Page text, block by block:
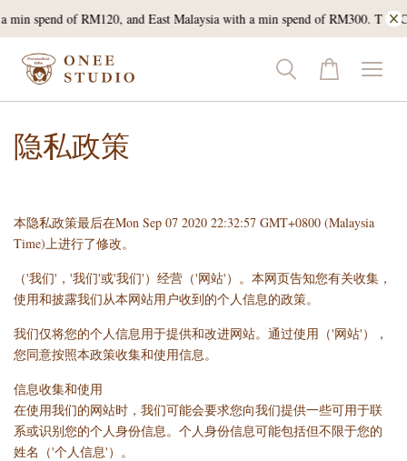
min spend of RM120, and East Malaysia with a min spend of RM300. T
隐私政策
本隐私政策最后在Mon Sep 07 2020 22:32:57 GMT+0800 (Malaysia
Time)上进行了修改。
（'我们'，'我们'或'我们'）经营（'网站'）。本网页告知您有关收集，
使用和披露我们从本网站用户收到的个人信息的政策。
我们仅将您的个人信息用于提供和改进网站。通过使用（'网站'），
您同意按照本政策收集和使用信息。
信息收集和使用
在使用我们的网站时，我们可能会要求您向我们提供一些可用于联
系或识别您的个人身份信息。个人身份信息可能包括但不限于您的
姓名（'个人信息'）。